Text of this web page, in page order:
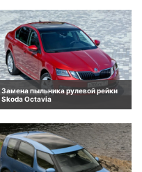
Замена пыльника рулевой рейки
Skoda Octavia